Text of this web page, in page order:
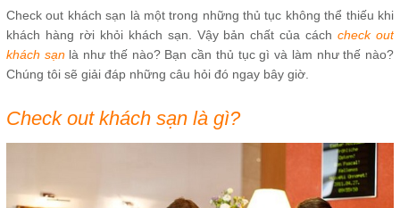
Check out khách sạn là một trong những thủ tục không thể thiếu khi
khách hàng rời khỏi khách sạn. Vậy bản chất của cáchcheck out
khách sạnlà như thế nào? Bạn cần thủ tục gì và làm như thế nào?
Chúng tôi sẽ giải đáp những câu hỏi đó ngay bây giờ.
Check out khách sạn là gì?